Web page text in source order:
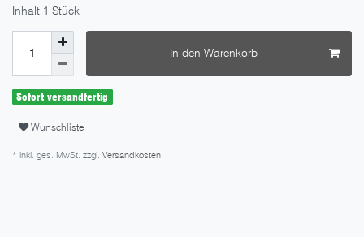
Inhalt 1 Stück
In den Warenkorb
Sofort versandfertig
Wunschliste
* inkl. ges. MwSt. zzgl. Versandkosten